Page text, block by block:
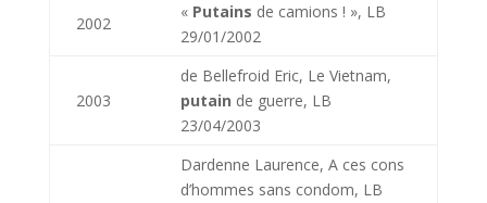
2002
« Putains de camions ! », LB
29/01/2002
2003
de Bellefroid Eric, Le Vietnam,
putain de guerre, LB
23/04/2003
Dardenne Laurence, A ces cons
d’hommes sans condom, LB